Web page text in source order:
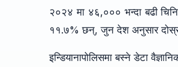
२०२४ मा ४६,००० भन्दा बढी
११.७% छन्, जुन देश अनुसार
इन्डियानापोलिसमा बस्ने डेटा